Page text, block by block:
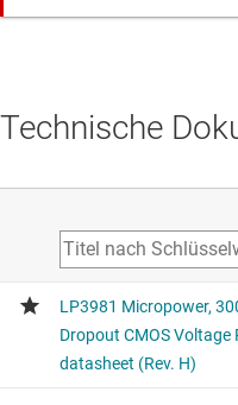
Technische